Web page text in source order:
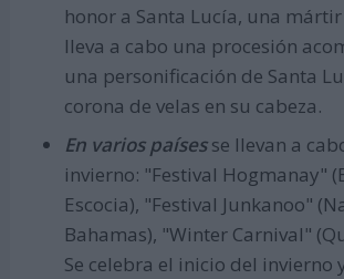
honor a Santa Lucía, una
lleva a cabo una procesión
una personificación de Santa
corona de velas en su cabeza.
En varios paísesse llevan a
invierno: "Festival Hogmanay"
Escocia), "Festival Junkanoo"
Bahamas), "Winter Carnival"
Se celebra el inicio del invierno